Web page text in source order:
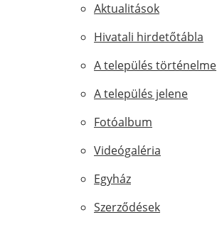
Aktualitások
Hivatali hirdetőtábla
A település történelme
A település jelene
Fotóalbum
Videógaléria
Egyház
Szerződések